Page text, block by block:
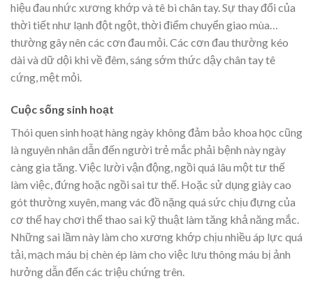
hiệu đau nhức xương khớp và tê bì chân tay. Sự thay đổi của
thời tiết như lạnh đột ngột, thời điểm chuyển giao mùa…
thường gây nên các cơn đau mỏi. Các cơn đau thường kéo
dài và dữ dội khi về đêm, sáng sớm thức dậy chân tay tê
cứng, mệt mỏi.
Cuộc sống sinh hoạt
Thói quen sinh hoạt hàng ngày không đảm bảo khoa học cũng
là nguyên nhân dẫn đến người trẻ mắc phải bệnh này ngày
càng gia tăng. Việc lười vận động, ngồi quá lâu một tư thế
làm việc, đứng hoặc ngồi sai tư thế. Hoặc sử dụng giày cao
gót thường xuyên, mang vác đồ nặng quá sức chịu đựng của
cơ thể hay chơi thể thao sai kỹ thuật làm tăng khả năng mắc.
Những sai lầm này làm cho xương khớp chịu nhiều áp lực quá
tải, mạch máu bị chèn ép làm cho việc lưu thông máu bị ảnh
hưởng dẫn đến các triệu chứng trên.